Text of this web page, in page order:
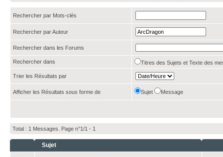
Rechercher par Mots-clés
Rechercher par Auteur
Rechercher dans les Forums
Rechercher dans Titres des Sujets et Texte des
Trier les Résultats par
Afficher les Résultats sous forme de Sujet Message
Total : 1 Messages. Page n°1/1 - 1
Sujet